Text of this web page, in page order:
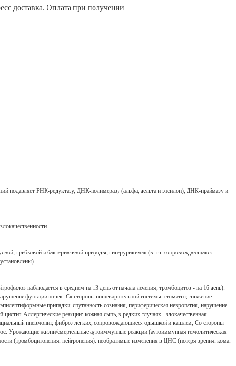
доставка. Оплата при получении
подавляет РНК-редуктазу, ДНК-полимеразу (альфа, дельта и эпсилон), ДНК-праймазу и
грибковой и бактериальной природы, гиперурикемия (в т.ч. сопровождающаяся
наблюдается в среднем на 13 день от начала лечения, тромбоцитов - на 16 день).
функции почек. Со стороны пищеварительной системы: стоматит, снижение
припадки, спутанность сознания, периферическая невропатия, нарушение
Аллергические реакции: кожная сыпь, в редких случаях - злокачественная
пневмонит, фиброз легких, сопровождающиеся одышкой и кашлем; Со стороны
Урожающие жизни/смертельные аутоиммунные реакции (аутоиммунная гемолитическая
(тромбоцитопения, нейтропения), необратимые изменения в ЦНС (потеря зрения, кома,